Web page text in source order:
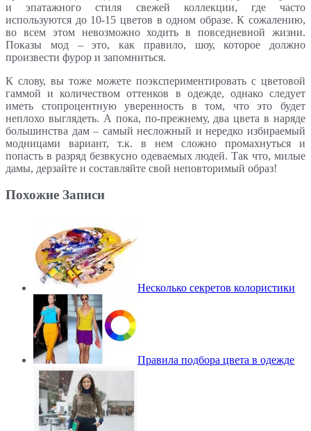
и эпатажного стиля свежей коллекции, где часто
используются до 10-15 цветов в одном образе. К сожалению,
во всем этом невозможно ходить в повседневной жизни.
Показы мод – это, как правило, шоу, которое должно
произвести фурор и запомниться.
К слову, вы тоже можете поэкспериментировать с цветовой
гаммой и количеством оттенков в одежде, однако следует
иметь стопроцентную уверенность в том, что это будет
неплохо выглядеть. А пока, по-прежнему, два цвета в наряде
большинства дам – самый несложный и нередко избираемый
модницами вариант, т.к. в нем сложно промахнуться и
попасть в разряд безвкусно одеваемых людей. Так что, милые
дамы, дерзайте и составляйте свой неповторимый образ!
Похожие Записи
Несколько секретов колористики
Правила подбора цвета в одежде